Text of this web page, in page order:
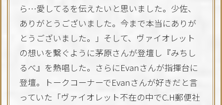
ら…愛してるを伝えたいと思いました。少佐、
ありがとうございました。今まで本当にありが
とうございました。」そして、ヴァイオレット
の想いを繋ぐように茅原さんが登壇し『みちし
るべ』を熱唱した。さらにEvanさんが指揮台に
登壇。トークコーナーでEvanさんが好きだと言
っていた「ヴァイオレット不在の中でC.H郵便社